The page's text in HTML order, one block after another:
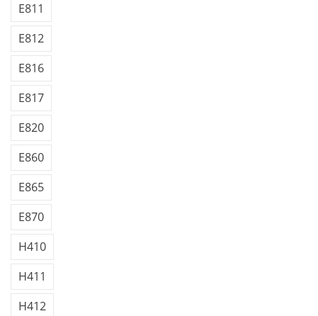
E811
E812
E816
E817
E820
E860
E865
E870
H410
H411
H412